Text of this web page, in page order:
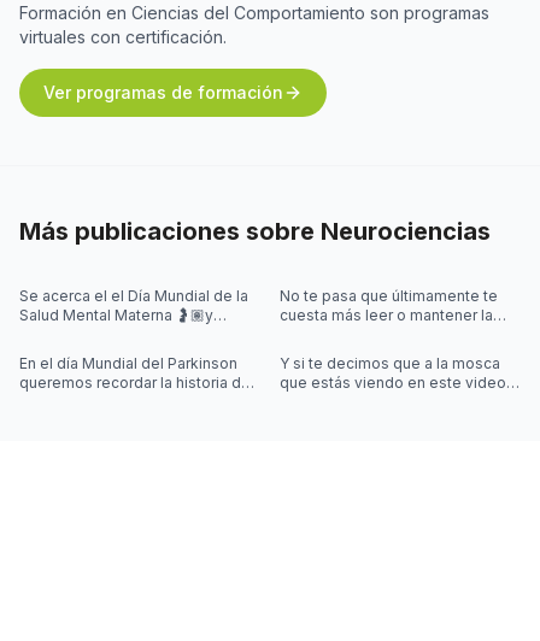
Formación en Ciencias del Comportamiento son programas
virtuales con certificación.
Ver programas de formación
Más publicaciones sobre Neurociencias
Se acerca el el Día Mundial de la
Salud Mental Materna 🤰🏽y
hablando de algo que se escucha
mu
No te pasa que últimamente te
cuesta más leer o mantener la
En el día Mundial del Parkinson
queremos recordar la historia de
Y si te decimos que a la mosca
que estás viendo en este video